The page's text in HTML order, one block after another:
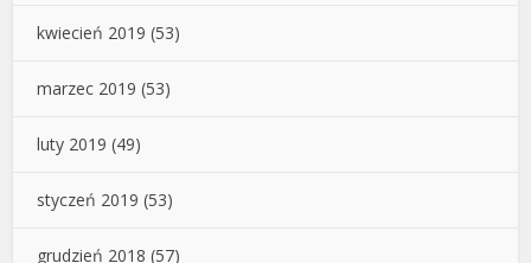
kwiecień 2019 (53)
marzec 2019 (53)
luty 2019 (49)
styczeń 2019 (53)
grudzień 2018 (57)